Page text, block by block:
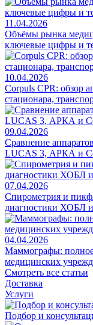
11.04.2026
Объёмы рынка
ключевые цифры и
10.04.2026
Corpuls CPR: обзор
стационара,
09.04.2026
Сравнение
LUCAS 3, АРКА и
07.04.2026
Спирометрия и
диагностики ХОБЛ
04.04.2026
Маммографы:
медицинских
Смотреть все статьи
Доставка
Услуги
Подбор и